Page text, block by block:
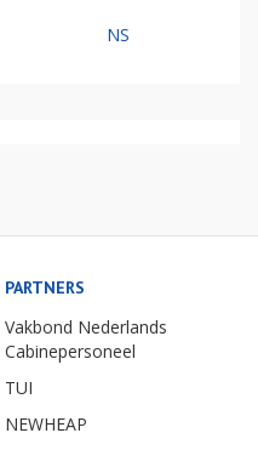
NS
PARTNERS
Vakbond Nederlands
Cabinepersoneel
TUI
NEWHEAP